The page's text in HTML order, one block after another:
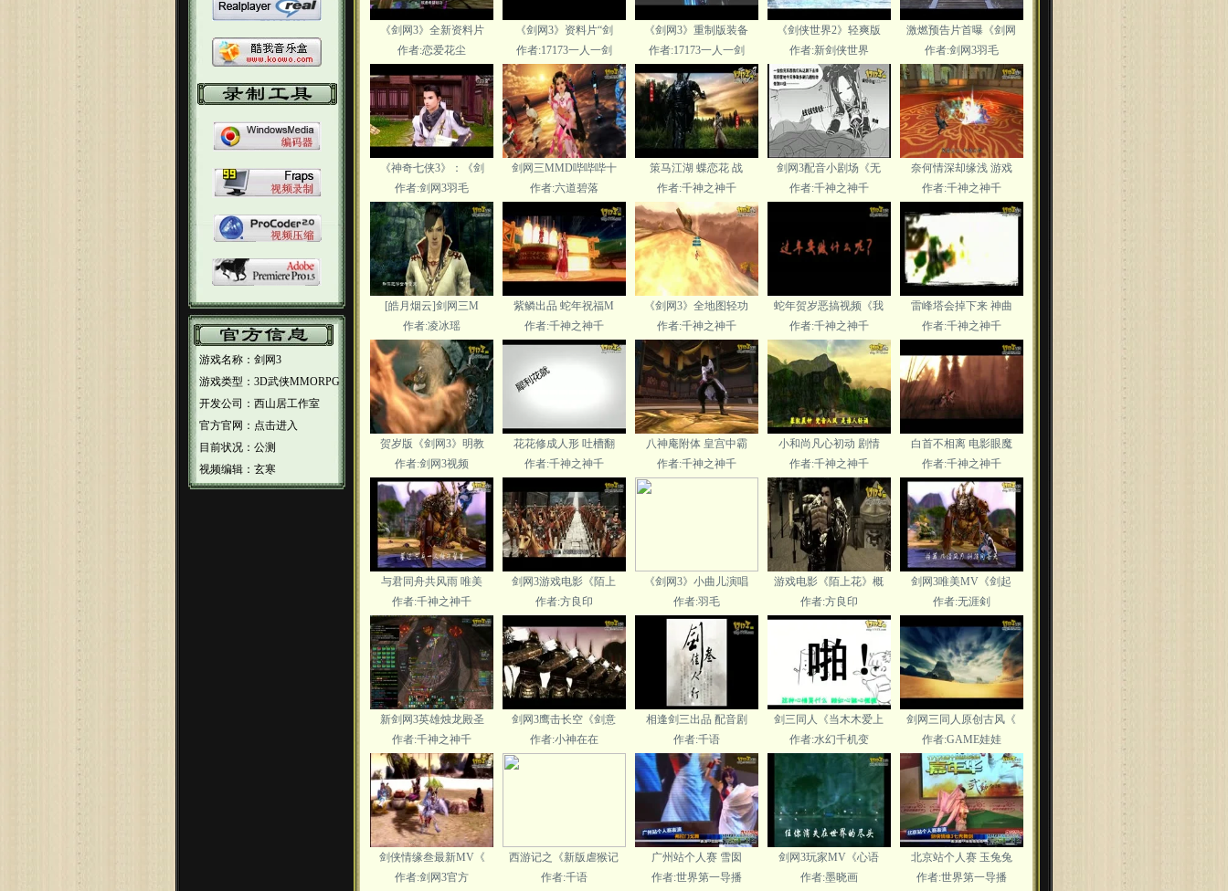
游戏名称：剑网3
游戏类型：3D武侠MMORPG
开发公司：西山居工作室
官方官网：点击进入
目前状况：公测
视频编辑：玄寒
《剑网3》全新资料片
作者:恋爱花尘
《剑网3》资料片“剑
作者:17173一人一剑
《剑网3》重制版装备
作者:17173一人一剑
《剑侠世界2》轻爽版
作者:新剑侠世界
激燃预告片首曝《剑网
作者:剑网3羽毛
《神奇七侠3》：《剑
作者:剑网3羽毛
剑网三MMD哔哔哔十
作者:六道碧落
策马江湖 蝶恋花 战
作者:千神之神千
剑网3配音小剧场《无
作者:千神之神千
奈何情深却缘浅 游戏
作者:千神之神千
[皓月烟云]剑网三M
作者:凌冰瑶
紫鳞出品 蛇年祝福M
作者:千神之神千
《剑网3》全地图轻功
作者:千神之神千
蛇年贺岁恶搞视频《我
作者:千神之神千
雷峰塔会掉下来 神曲
作者:千神之神千
贺岁版《剑网3》明教
作者:剑网3视频
花花修成人形 吐槽翻
作者:千神之神千
八神庵附体 皇宫中霸
作者:千神之神千
小和尚凡心初动 剧情
作者:千神之神千
白首不相离 电影眼魔
作者:千神之神千
与君同舟共风雨 唯美
作者:千神之神千
剑网3游戏电影《陌上
作者:方良印
《剑网3》小曲儿演唱
作者:羽毛
游戏电影《陌上花》概
作者:方良印
剑网3唯美MV《剑起
作者:无涯剣
新剑网3英雄烛龙殿圣
作者:千神之神千
剑网3鹰击长空《剑意
作者:小神在在
相逢剑三出品 配音剧
作者:千语
剑三同人《当木木爱上
作者:水幻千机变
剑网三同人原创古风《
作者:GAME娃娃
剑侠情缘叁最新MV《
作者:剑网3官方
西游记之《新版虐猴记
作者:千语
广州站个人赛 雪囡
作者:世界第一导播
剑网3玩家MV《心语
作者:墨晓画
北京站个人赛 玉兔兔
作者:世界第一导播